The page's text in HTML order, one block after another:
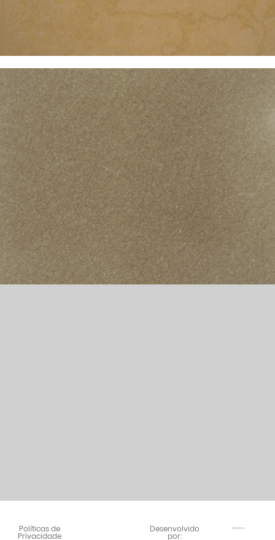
PIETRA OLIVO
Políticas de
Privacidade
Desenvolvido
por: